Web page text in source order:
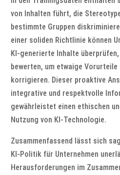
von Inhalten führt, die
bestimmte Gruppen
einer soliden Richtlinie können
KI-generierte Inhalte überprüfen,
bewerten, um etwaige Vorurteile
korrigieren. Dieser proaktive
integrative und respektvolle
gewährleistet einen ethischen
Nutzung von KI-Technologie.
Zusammenfassend lässt sich
KI-Politik für Unternehmen
Herausforderungen im